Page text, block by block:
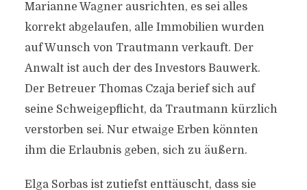
Marianne Wagner ausrichten, es sei alles
korrekt abgelaufen, alle Immobilien wurden
auf Wunsch von Trautmann verkauft. Der
Anwalt ist auch der des Investors Bauwerk.
Der Betreuer Thomas Czaja berief sich auf
seine Schweigepflicht, da Trautmann kürzlich
verstorben sei. Nur etwaige Erben könnten
ihm die Erlaubnis geben, sich zu äußern.
Elga Sorbas ist zutiefst enttäuscht, dass sie